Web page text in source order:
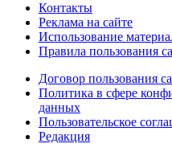
Контакты
Реклама на сайте
Использование
Правила пользования
Договор пользования
Политика в сфере
данных
Пользовательское
Редакция